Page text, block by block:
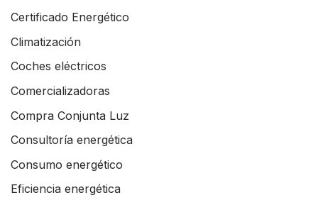
Certificado Energético
Climatización
Coches eléctricos
Comercializadoras
Compra Conjunta Luz
Consultoría energética
Consumo energético
Eficiencia energética